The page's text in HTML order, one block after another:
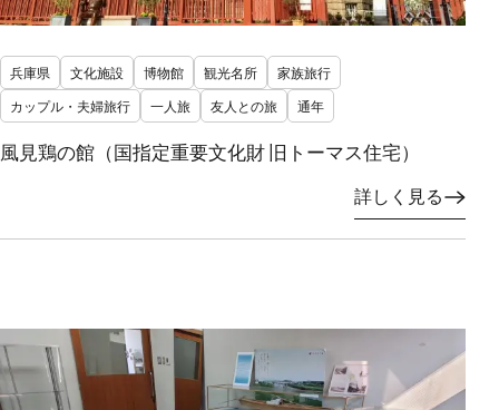
兵庫県 文化施設 博物館 観光名所
家族旅行
カップル・夫婦旅行
一人旅 友人との旅 通年
風見鶏の館（国指定重要文化財 旧トーマス住宅）
詳しく見る